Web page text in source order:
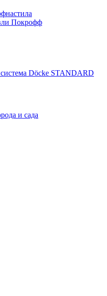
Покрофф
Döcke STANDARD
и сада